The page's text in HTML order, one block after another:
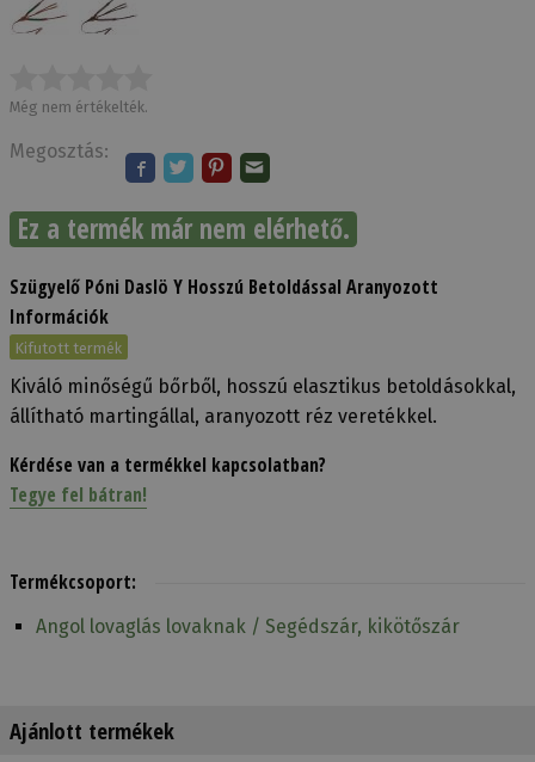
Még nem értékelték.
Megosztás:
Ez a termék már nem elérhető.
Szügyelő Póni Daslö Y Hosszú Betoldással Aranyozott
Információk
Kifutott termék
Kiváló minőségű bőrből, hosszú elasztikus betoldásokkal,
állítható martingállal, aranyozott réz veretékkel.
Kérdése van a termékkel kapcsolatban?
Tegye fel bátran!
Termékcsoport:
Angol lovaglás lovaknak / Segédszár, kikötőszár
Ajánlott termékek